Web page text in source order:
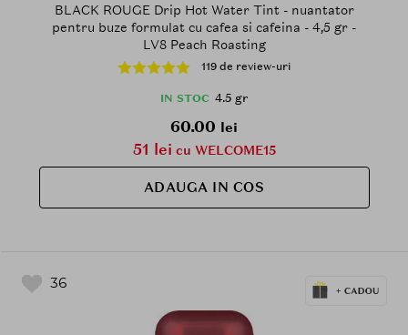
BLACK ROUGE Drip Hot Water Tint - nuantator
pentru buze formulat cu cafea si cafeina - 4,5 gr -
LV8 Peach Roasting
119 de review-uri
IN STOC 4.5 gr
60.00 lei
51 lei cu WELCOME15
ADAUGA IN COS
36